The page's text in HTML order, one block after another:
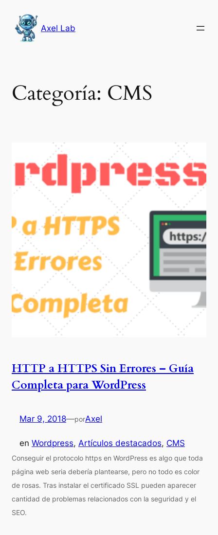
contenido
Axel Lab
Categoría: CMS
HTTP a HTTPS Sin Errores – Guía
Completa para WordPress
Mar 9, 2018—porAxel
en Wordpress, Artículos destacados, CMS
Conseguir el protocolo https en WordPress es algo que toda
página web seria debería plantearse, pero no todo es color
de rosas. Tras instalar el certificado SSL pueden aparecer
cantidad de problemas relacionados con la seguridad y el
SEO.